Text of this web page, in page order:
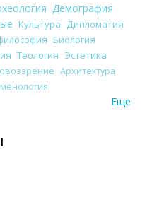
Демография
Культура
Дипломатия
Биология
Теология Эстетика
Архитектура
Еще